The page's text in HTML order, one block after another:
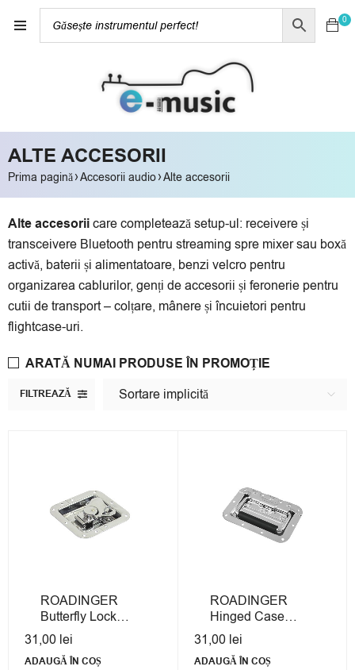
0
ALTE ACCESORII
Prima pagină›Accesorii audio›Alte accesorii
Alte accesoriicare completează setup-ul: receivere și
transceivere Bluetooth pentru streaming spre mixer sau boxă
activă, baterii și alimentatoare, benzi velcro pentru
organizarea cablurilor, genți de accesorii și feronerie pentru
cutii de transport – colțare, mânere și încuietori pentru
flightcase-uri.
FILTREAZĂ Sortare implicită
ARATĂ NUMAI PRODUSE ÎN PROMOȚIE
ROADINGER
Butterfly Lock
Small, in dish, sil
31,00 lei
ADAUGĂ ÎN COȘ
ROADINGER
Hinged Case
Handle, zinc
31,00 lei
ADAUGĂ ÎN COȘ